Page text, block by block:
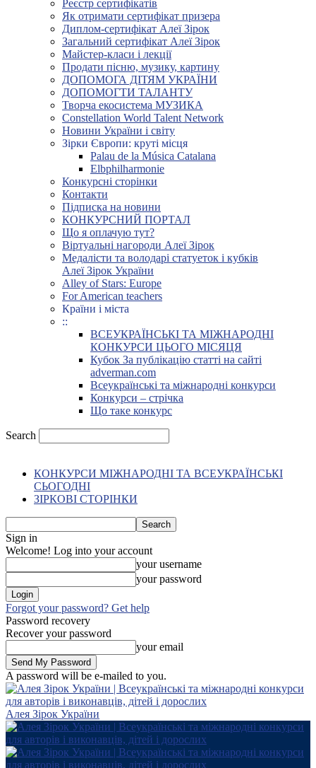
Реєстр сертифікатів
Як отримати сертифікат призера
Диплом-сертифікат Алеї Зірок
Загальний сертифікат Алеї Зірок
Майстер-класи і лекції
Продати пісню, музику, картину
ДОПОМОГА ДІТЯМ УКРАЇНИ
ДОПОМОГТИ ТАЛАНТУ
Творча екосистема МУЗИКА
Constellation World Talent Network
Новини України і світу
Зірки Європи: круті місця
Palau de la Música Catalana
Elbphilharmonie
Конкурсні сторінки
Контакти
Підписка на новини
КОНКУРСНИЙ ПОРТАЛ
Що я оплачую тут?
Віртуальні нагороди Алеї Зірок
Медалісти та володарі статуеток і кубків
Алеї Зірок України
Alley of Stars: Europe
For American teachers
Країни і міста
::
ВСЕУКРАЇНСЬКІ ТА МІЖНАРОДНІ
КОНКУРСИ ЦЬОГО МІСЯЦЯ
Кубок За публікацію статті на сайті
adverman.com
Всеукраїнські та міжнародні конкурси
Конкурси – стрічка
Що таке конкурс
Search
КОНКУРСИ МІЖНАРОДНІ ТА ВСЕУКРАЇНСЬКІ
СЬОГОДНІ
ЗІРКОВІ СТОРІНКИ
Sign in
Welcome! Log into your account
your username
your password
Forgot your password? Get help
Password recovery
Recover your password
your email
A password will be e-mailed to you.
Алея Зірок України